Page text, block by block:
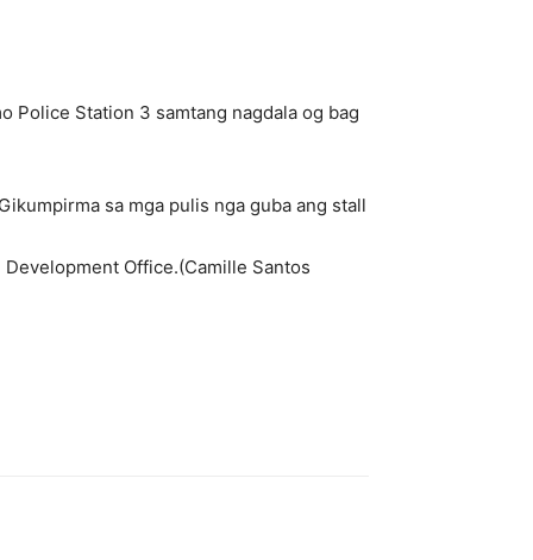
Police Station 3 samtang nagdala og bag
sa mga pulis nga guba ang stall
Office.(Camille Santos